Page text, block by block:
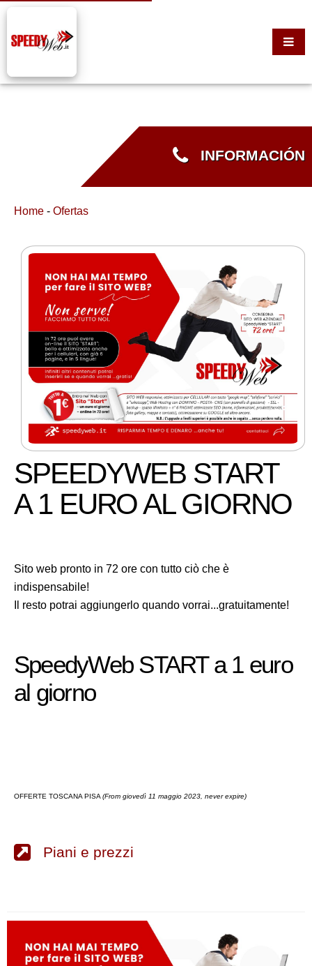
INFORMACIÓN
Home - Ofertas
SPEEDYWEB START
A 1 EURO AL GIORNO
Sito web pronto in 72 ore con tutto ciò che è
indispensabile!
Il resto potrai aggiungerlo quando vorrai...gratuitamente!
SpeedyWeb START a 1 euro
al giorno
OFFERTE TOSCANA PISA (From giovedì 11 maggio 2023, never expire)
Piani e prezzi